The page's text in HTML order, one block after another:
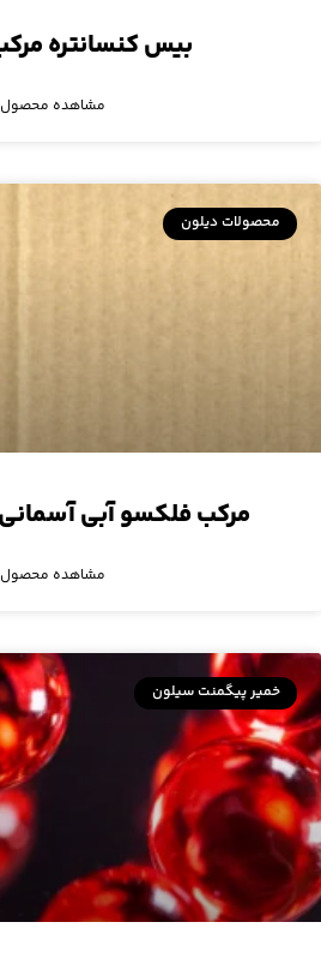
بیس کنسانتره مرکب
مشاهده محصول
محصولات دیلون
مرکب فلکسو آبی آسمانی ۵۵۸۱۵ دیلون
مشاهده محصول
خمیر پیگمنت سیلون